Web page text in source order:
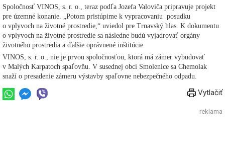
Spoločnosť VINOS, s. r. o., teraz podľa Jozefa Valoviča pripravuje projekt
pre územné konanie. „Potom pristúpime k vypracovaniu posudku
o vplyvoch na životné prostredie,“ uviedol pre Trnavský hlas. K dokumentu
o vplyvoch na životné prostredie sa následne budú vyjadrovať orgány
životného prostredia a ďalšie oprávnené inštitúcie.
VINOS, s. r. o., nie je prvou spoločnosťou, ktorá má zámer vybudovať
v Malých Karpatoch spaľovňu. V susednej obci Smolenice sa Chemolak
snaží o presadenie zámeru výstavby spaľovne nebezpečného odpadu.
Vytlačiť
reklama